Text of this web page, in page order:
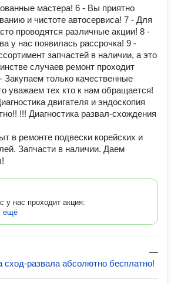
мастера! 6 - Вы приятно
и чистоте автосервиса! 7 - Для
проводятся различные акции! 8 -
у нас появилась рассрочка! 9 -
запчастей в наличии, а это
случаев ремонт проходит
Закупаем только качественные
уважаем тех кто к нам обращается!
двигателя и эндоскопия
!!! Диагностика развал-схождения
в ремонте подвески корейских и
Запчасти в наличии. Даем
у нас проходит акция:
ещё
—
сход-развала абсолютно бесплатно!